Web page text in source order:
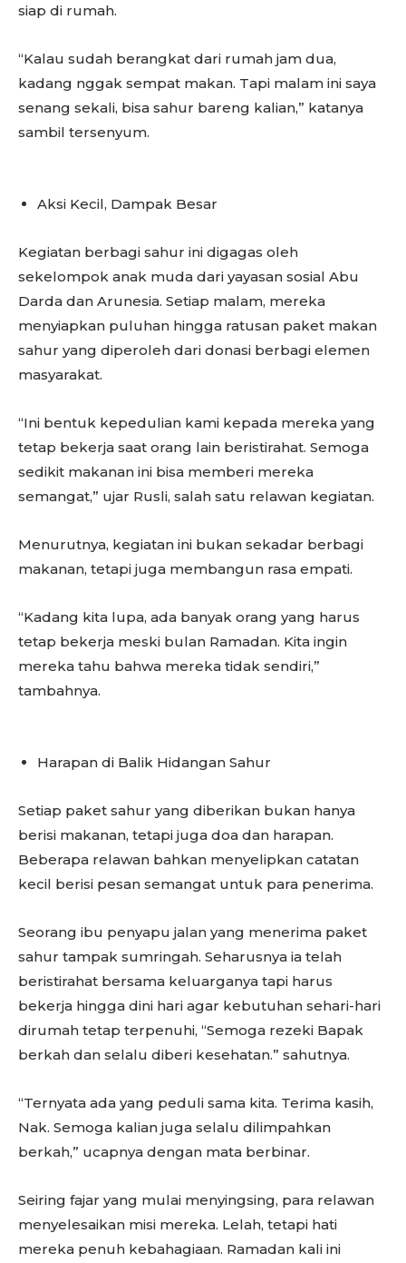
siap di rumah.
“Kalau sudah berangkat dari rumah jam dua,
kadang nggak sempat makan. Tapi malam ini saya
senang sekali, bisa sahur bareng kalian,” katanya
sambil tersenyum.
Aksi Kecil, Dampak Besar
Kegiatan berbagi sahur ini digagas oleh
sekelompok anak muda dari yayasan sosial Abu
Darda dan Arunesia. Setiap malam, mereka
menyiapkan puluhan hingga ratusan paket makan
sahur yang diperoleh dari donasi berbagi elemen
masyarakat.
“Ini bentuk kepedulian kami kepada mereka yang
tetap bekerja saat orang lain beristirahat. Semoga
sedikit makanan ini bisa memberi mereka
semangat,” ujar Rusli, salah satu relawan kegiatan.
Menurutnya, kegiatan ini bukan sekadar berbagi
makanan, tetapi juga membangun rasa empati.
“Kadang kita lupa, ada banyak orang yang harus
tetap bekerja meski bulan Ramadan. Kita ingin
mereka tahu bahwa mereka tidak sendiri,”
tambahnya.
Harapan di Balik Hidangan Sahur
Setiap paket sahur yang diberikan bukan hanya
berisi makanan, tetapi juga doa dan harapan.
Beberapa relawan bahkan menyelipkan catatan
kecil berisi pesan semangat untuk para penerima.
Seorang ibu penyapu jalan yang menerima paket
sahur tampak sumringah. Seharusnya ia telah
beristirahat bersama keluarganya tapi harus
bekerja hingga dini hari agar kebutuhan sehari-hari
dirumah tetap terpenuhi, “Semoga rezeki Bapak
berkah dan selalu diberi kesehatan.” sahutnya.
“Ternyata ada yang peduli sama kita. Terima kasih,
Nak. Semoga kalian juga selalu dilimpahkan
berkah,” ucapnya dengan mata berbinar.
Seiring fajar yang mulai menyingsing, para relawan
menyelesaikan misi mereka. Lelah, tetapi hati
mereka penuh kebahagiaan. Ramadan kali ini